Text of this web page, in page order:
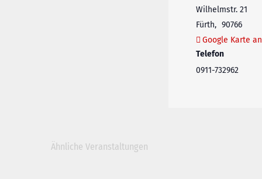
Wilhelmstr. 21
Fürth, 90766
Google Karte
Telefon
0911-732962
Ähnliche Veranstaltungen